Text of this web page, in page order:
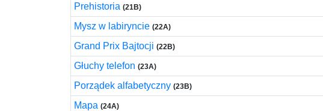
Prehistoria (21B)
Mysz w labiryncie (22A)
Grand Prix Bajtocji (22B)
Głuchy telefon (23A)
Porządek alfabetyczny (23B)
Mapa (24A)